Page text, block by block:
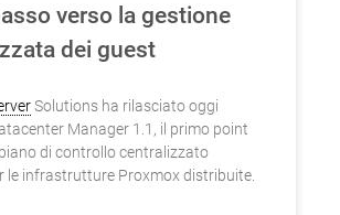
verso la gestione
dei guest
Solutions ha rilasciato oggi
Manager 1.1, il primo point
di controllo centralizzato
le infrastrutture Proxmox distribuite.